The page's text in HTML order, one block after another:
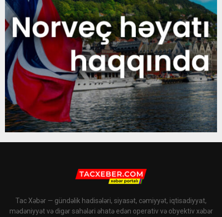
Tac Xəbər — gündəlik hadisələri, siyasət, cəmiyyət, iqtisadiyyat,
mədəniyyət və digər sahələri əhatə edən operativ və obyektiv xəbər